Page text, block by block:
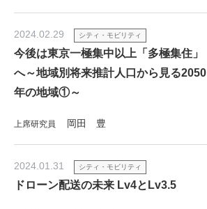
2024.02.29 シティ・モビリティ
今後は東京一極集中以上「多極集住」
へ～地域別将来推計人口から見る2050
年の地域①～
上席研究員 岡田 豊
2024.01.31 シティ・モビリティ
ドローン配送の未来 Lv4とLv3.5